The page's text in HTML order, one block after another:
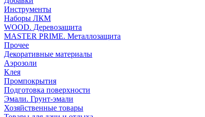
Инструменты
Наборы ЛКМ
WOOD. Деревозащита
MASTER PRIME. Металлозащита
Прочее
Декоративные материалы
Аэрозоли
Клея
Промпокрытия
Подготовка поверхности
Эмали. Грунт-эмали
Хозяйственные товары